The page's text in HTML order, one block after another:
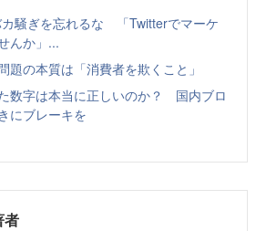
騒ぎを忘れるな 「Twitterでマーケ
んか」...
題の本質は「消費者を欺くこと」
数字は本当に正しいのか？ 国内ブロ
にブレーキを
者